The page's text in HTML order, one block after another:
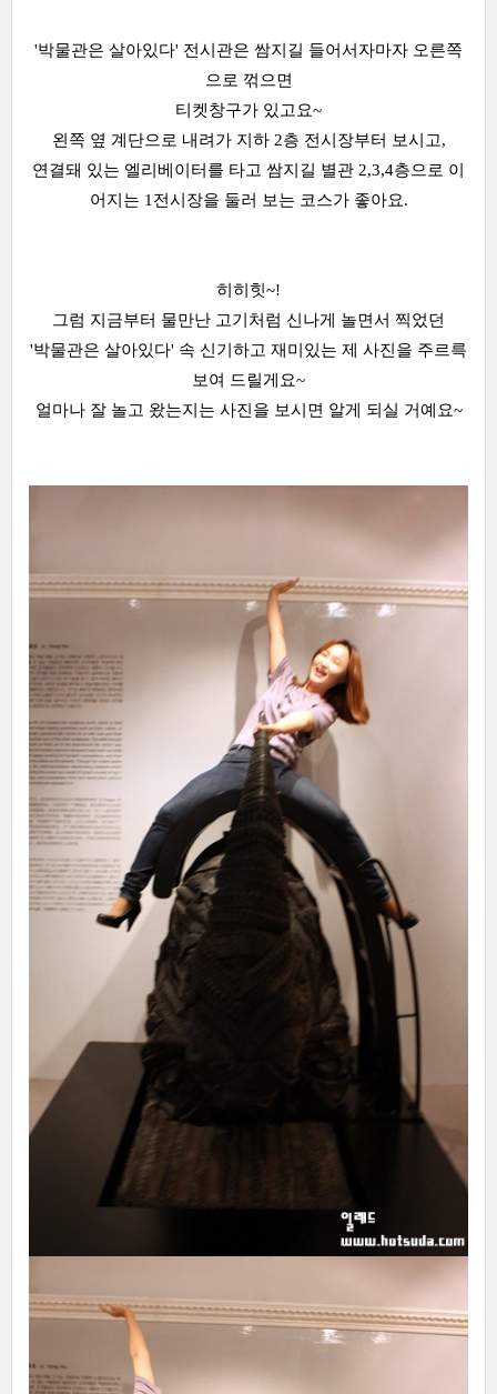
'박물관은 살아있다' 전시관은 쌈지길 들어서자마자 오른쪽
으로 꺾으면
티켓창구가 있고요~
왼쪽 옆 계단으로 내려가 지하 2층 전시장부터 보시고,
연결돼 있는 엘리베이터를 타고 쌈지길 별관 2,3,4층으로 이
어지는 1전시장을 둘러 보는 코스가 좋아요.
히히힛~!
그럼 지금부터 물만난 고기처럼 신나게 놀면서 찍었던
'박물관은 살아있다' 속 신기하고 재미있는 제 사진을 주르륵
보여 드릴게요~
얼마나 잘 놀고 왔는지는 사진을 보시면 알게 되실 거예요~